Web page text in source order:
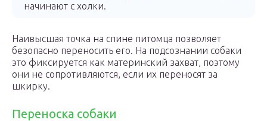
начинают с холки.
Наивысшая точка на спине питомца позволяет
безопасно переносить его. На подсознании собаки
это фиксируется как материнский захват, поэтому
они не сопротивляются, если их переносят за
шкирку.
Переноска собаки